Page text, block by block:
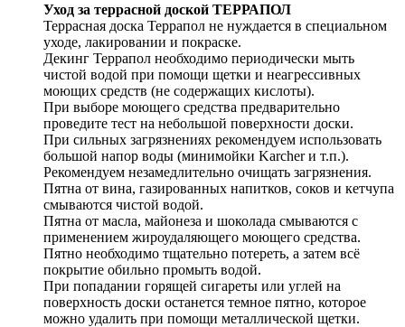
Уход за террасной доской ТЕРРАПОЛ
Террасная доска Террапол не нуждается в специальном
уходе, лакировании и покраске.
Декинг Террапол необходимо периодически мыть
чистой водой при помощи щетки и неагрессивных
моющих средств (не содержащих кислоты).
При выборе моющего средства предварительно
проведите тест на небольшой поверхности доски.
При сильных загрязнениях рекомендуем использовать
большой напор воды (минимойки Karcher и т.п.).
Рекомендуем незамедлительно очищать загрязнения.
Пятна от вина, газированных напитков, соков и кетчупа
смываются чистой водой.
Пятна от масла, майонеза и шоколада смываются с
применением жироудаляющего моющего средства.
Пятно необходимо тщательно потереть, а затем всё
покрытие обильно промыть водой.
При попадании горящей сигареты или углей на
поверхность доски останется темное пятно, которое
можно удалить при помощи металлической щетки.